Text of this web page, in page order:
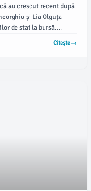
au crescut recent după
și Lia Olguța
de stat la bursă.
în cadrul unui
Craiovei a lansat
Citește